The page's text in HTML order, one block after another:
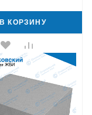
В КОРЗИНУ